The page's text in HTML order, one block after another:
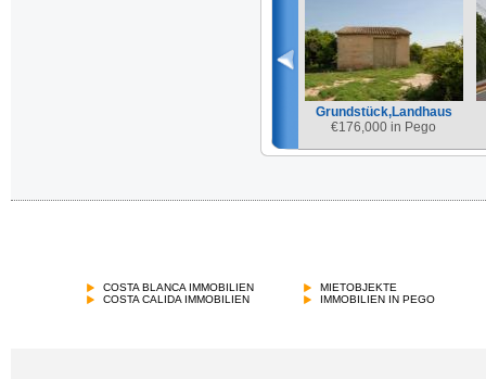
Grundstück,Landhaus
€176,000 in Pego
COSTA BLANCA IMMOBILIEN
COSTA CALIDA IMMOBILIEN
MIETOBJEKTE
IMMOBILIEN IN PEGO